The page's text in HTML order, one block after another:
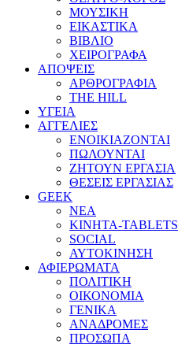
ΜΟΥΣΙΚΗ
ΕΙΚΑΣΤΙΚΑ
ΒΙΒΛΙΟ
ΧΕΙΡΟΓΡΑΦΑ
ΑΠΟΨΕΙΣ
ΑΡΘΡΟΓΡΑΦΙΑ
THE HILL
ΥΓΕΙΑ
ΑΓΓΕΛΙΕΣ
ΕΝΟΙΚΙΑΖΟΝΤΑΙ
ΠΩΛΟΥΝΤΑΙ
ΖΗΤΟΥΝ ΕΡΓΑΣΙΑ
ΘΕΣΕΙΣ ΕΡΓΑΣΙΑΣ
GEEK
ΝΕΑ
ΚΙΝΗΤΑ-TABLETS
SOCIAL
ΑΥΤΟΚΙΝΗΣΗ
ΑΦΙΕΡΩΜΑΤΑ
ΠΟΛΙΤΙΚΗ
ΟΙΚΟΝΟΜΙΑ
ΓΕΝΙΚΑ
ΑΝΑΔΡΟΜΕΣ
ΠΡΟΣΩΠΑ